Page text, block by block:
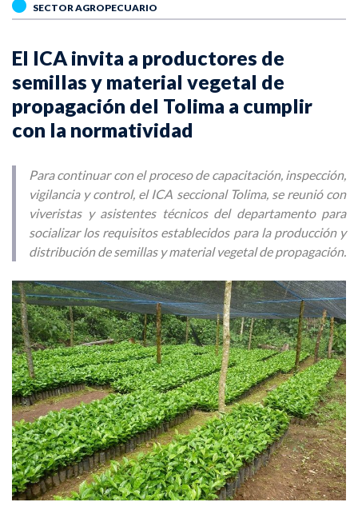
SECTOR AGROPECUARIO
El ICA invita a productores de
semillas y material vegetal de
propagación del Tolima a cumplir
con la normatividad
Para continuar con el proceso de capacitación, inspección,
vigilancia y control, el ICA seccional Tolima, se reunió con
viveristas y asistentes técnicos del departamento para
socializar los requisitos establecidos para la producción y
distribución de semillas y material vegetal de propagación.